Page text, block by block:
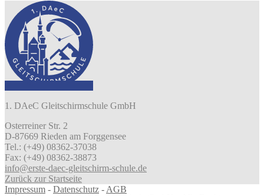
1. DAeC Gleitschirmschule GmbH
Osterreiner Str. 2
D-87669 Rieden am Forggensee
Tel.: (+49) 08362-37038
Fax: (+49) 08362-38873
info@erste-daec-gleitschirm-schule.de
Zurück zur Startseite
Impressum - Datenschutz -AGB